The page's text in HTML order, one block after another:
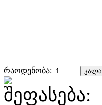
რაოდენობა: